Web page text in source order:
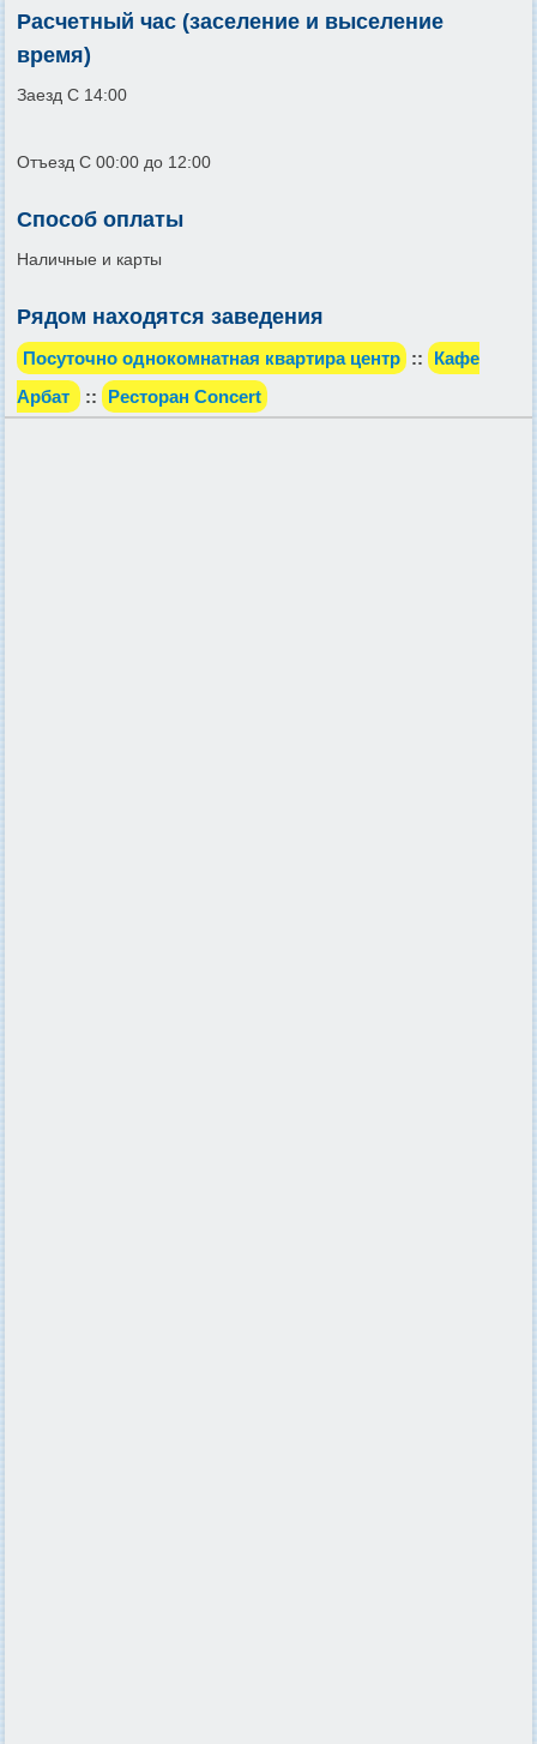
Расчетный час (заселение и выселение
время)
Заезд С 14:00
Отъезд С 00:00 до 12:00
Способ оплаты
Наличные и карты
Рядом находятся заведения
Посуточно однокомнатная квартира центр ::
Кафе
Арбат
:: Ресторан Concert